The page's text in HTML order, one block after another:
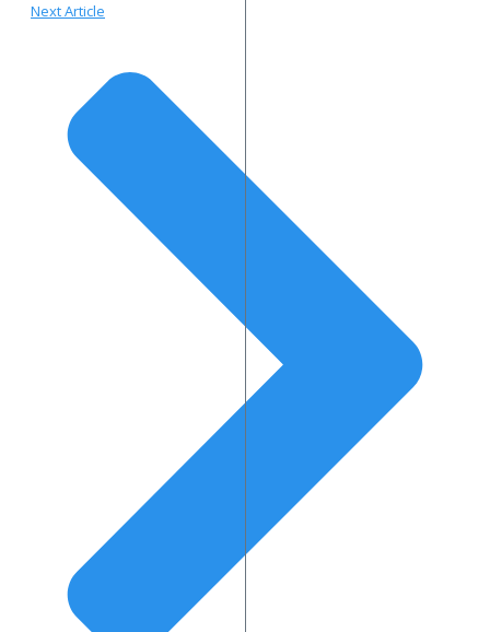
Next Article